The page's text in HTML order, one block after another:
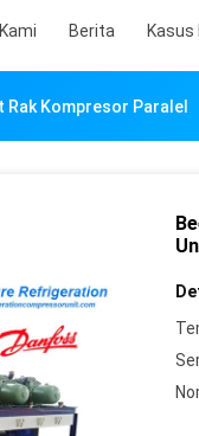
Berita Kasus
Rak Kompresor Paralel